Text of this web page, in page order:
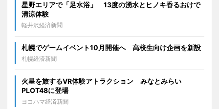
星野エリアで「足水浴」 13度の湧水とヒノキ香るおけで
清涼体験
軽井沢経済新聞
札幌でゲームイベント10月開催へ 高校生向け企画を新設
札幌経済新聞
火星を旅するVR体験アトラクション みなとみらい
PLOT48に登場
ヨコハマ経済新聞